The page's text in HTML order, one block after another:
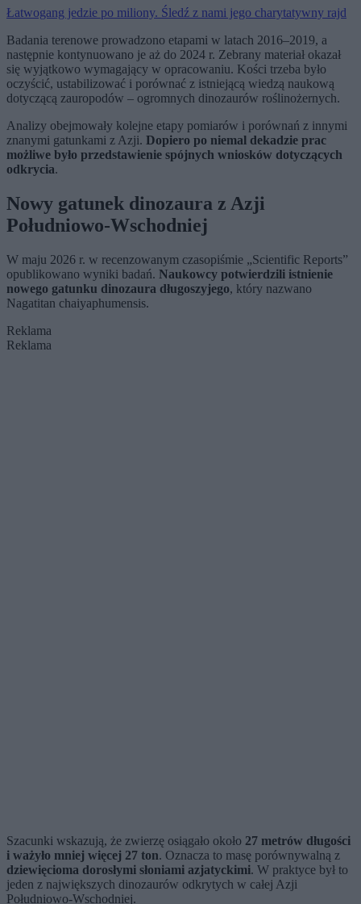
Łatwogang jedzie po miliony. Śledź z nami jego charytatywny rajd
Badania terenowe prowadzono etapami w latach 2016–2019, a
następnie kontynuowano je aż do 2024 r. Zebrany materiał okazał
się wyjątkowo wymagający w opracowaniu. Kości trzeba było
oczyścić, ustabilizować i porównać z istniejącą wiedzą naukową
dotyczącą zauropodów – ogromnych dinozaurów roślinożernych.
Analizy obejmowały kolejne etapy pomiarów i porównań z innymi
znanymi gatunkami z Azji. Dopiero po niemal dekadzie prac
możliwe było przedstawienie spójnych wniosków dotyczących
odkrycia.
Nowy gatunek dinozaura z Azji
Południowo-Wschodniej
W maju 2026 r. w recenzowanym czasopiśmie „Scientific Reports”
opublikowano wyniki badań. Naukowcy potwierdzili istnienie
nowego gatunku dinozaura długoszyjego, który nazwano
Nagatitan chaiyaphumensis.
Reklama
Reklama
Szacunki wskazują, że zwierzę osiągało około 27 metrów długości
i ważyło mniej więcej 27 ton. Oznacza to masę porównywalną z
dziewięcioma dorosłymi słoniami azjatyckimi. W praktyce był to
jeden z największych dinozaurów odkrytych w całej Azji
Południowo-Wschodniej.